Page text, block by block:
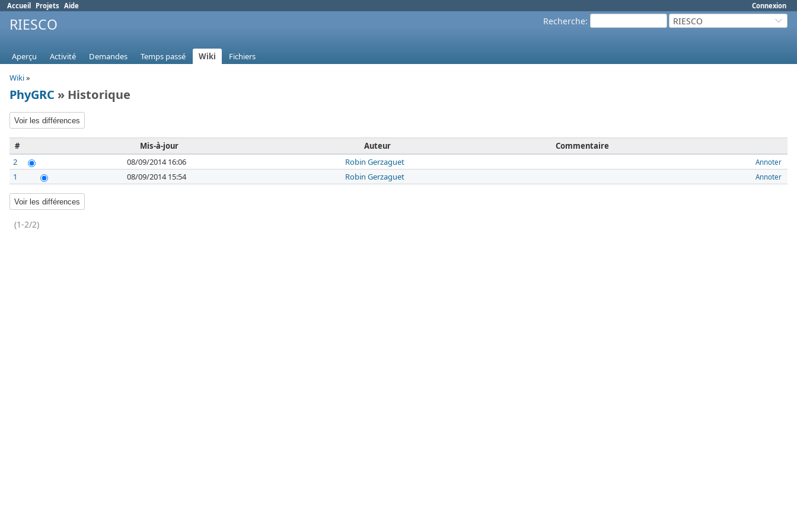
Connexion
Accueil Projets Aide
Recherche: RIESCO
RIESCO
Aperçu Activité Demandes Temps passé Wiki
Fichiers
Wiki»
PhyGRC » Historique
# Mis-à-jour Auteur
Commentaire
2
08/09/2014 16:06 Robin Gerzaguet Annoter
1 08/09/2014 15:54 Robin Gerzaguet Annoter
(1-2/2)